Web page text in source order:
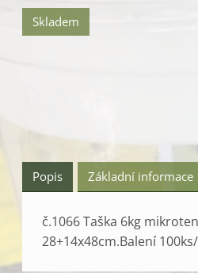
Skladem
Popis Základní informace
č.1066 Taška 6kg
28+14x48cm.Balení